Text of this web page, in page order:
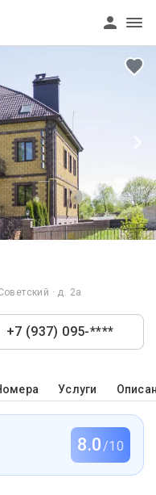
· д. 2а
+7 (937) 095-****
Услуги
8.0/10